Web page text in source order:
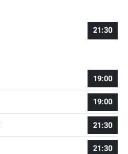
21:30
19:00
19:00
21:30
21:30